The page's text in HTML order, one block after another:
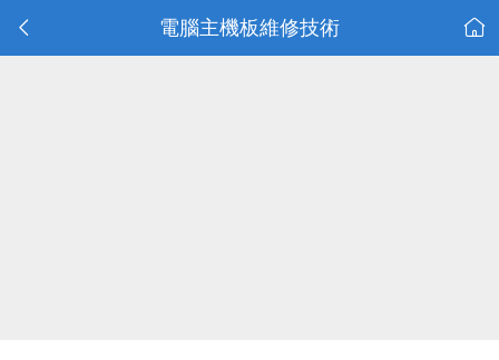
電腦主機板維修技術